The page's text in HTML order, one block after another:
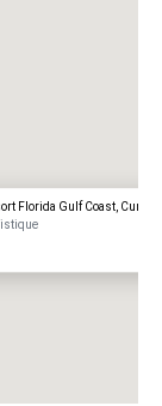
Florida Gulf Coast, Curio